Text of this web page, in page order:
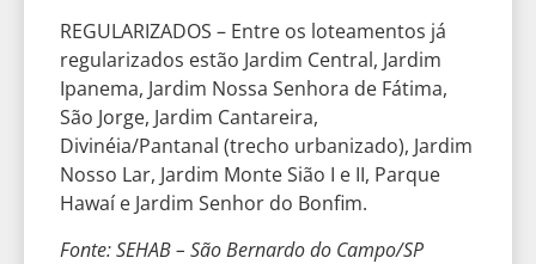
REGULARIZADOS – Entre os loteamentos já
regularizados estão Jardim Central, Jardim
Ipanema, Jardim Nossa Senhora de Fátima,
São Jorge, Jardim Cantareira,
Divinéia/Pantanal (trecho urbanizado), Jardim
Nosso Lar, Jardim Monte Sião I e II, Parque
Hawaí e Jardim Senhor do Bonfim.
Fonte: SEHAB – São Bernardo do Campo/SP